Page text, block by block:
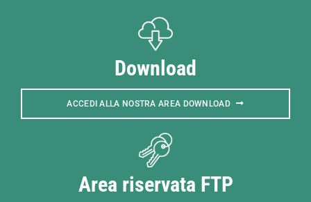
Download
ACCEDI ALLA NOSTRA AREA DOWNLOAD
Area riservata FTP